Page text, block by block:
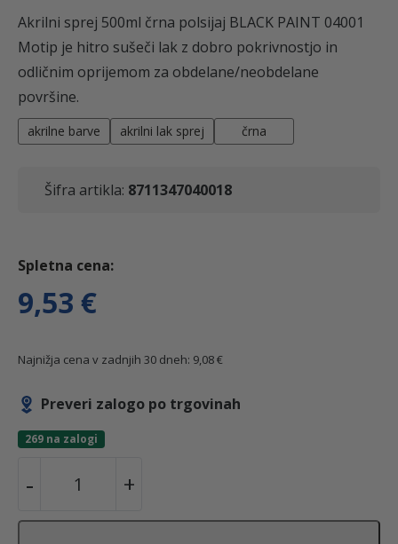
Akrilni sprej 500ml črna polsijaj BLACK PAINT 04001
Motip je hitro sušeči lak z dobro pokrivnostjo in
odličnim oprijemom za obdelane/neobdelane
površine.
akrilne barve akrilni lak sprej črna
Šifra artikla: 8711347040018
9,53 €
Najnižja cena v zadnjih 30 dneh: 9,08€
Preveri zalogo po trgovinah
269 na zalogi
-
r
+